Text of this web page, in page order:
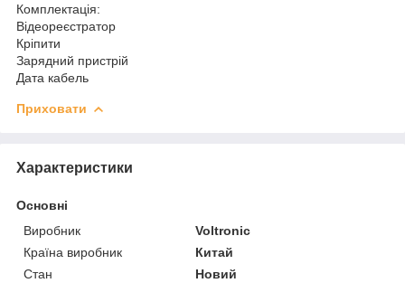
Комплектація:
Відеореєстратор
Кріпити
Зарядний пристрій
Дата кабель
Приховати
Характеристики
Основні
Виробник
Voltronic
Країна виробник
Китай
Стан
Новий